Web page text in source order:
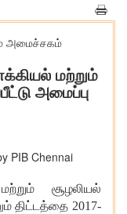
அமைச்சகம்
மற்றும்
அமைப்பு
PIB Chennai
சூழலியல்
திட்டத்தை 2017-